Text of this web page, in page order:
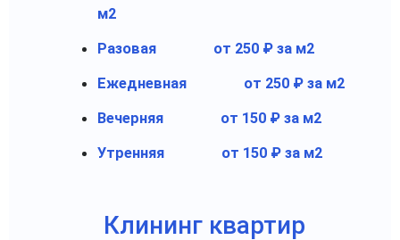
м2
Разовая от 250 ₽ за м2
Ежедневная от 250 ₽ за м2
Вечерняя от 150 ₽ за м2
Утренняя от 150 ₽ за м2
Клининг квартир